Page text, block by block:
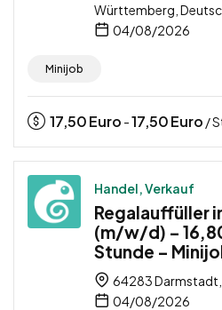
Württemberg,
04/08/2026
Minijob
17,50Euro -17,50Euro /
Handel, Verkauf
Regalauffüller
(m/w/d) –
Stunde –
64283 Darmstadt,
04/08/2026